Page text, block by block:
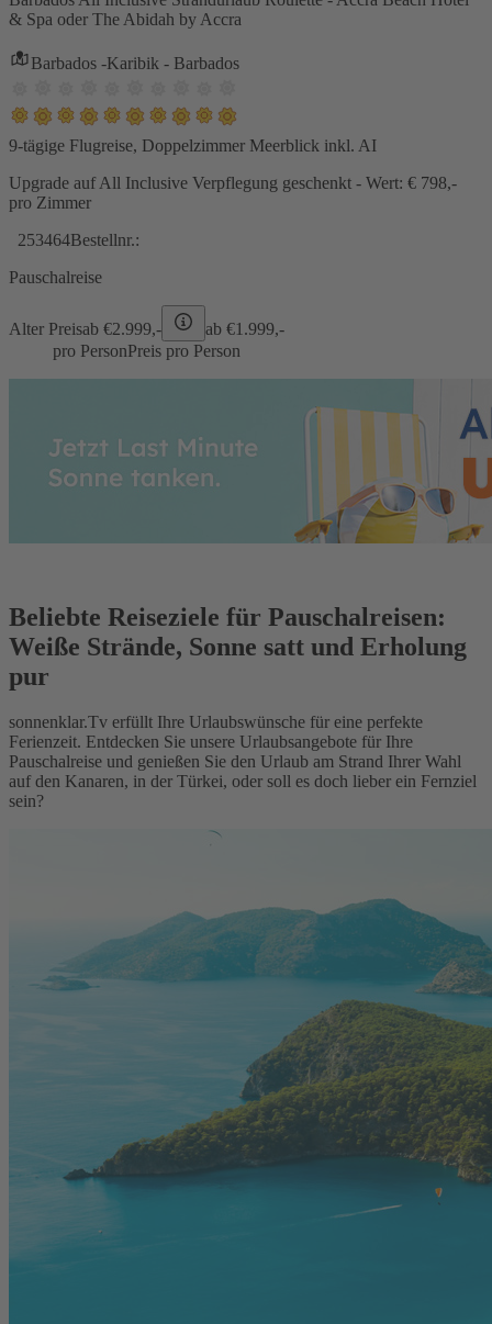
& Spa oder The Abidah by Accra
Barbados -Karibik - Barbados
9-tägige Flugreise, Doppelzimmer Meerblick inkl. AI
Upgrade auf All Inclusive Verpflegung geschenkt - Wert: € 798,-
pro Zimmer
253464Bestellnr.:
Pauschalreise
Alter Preisab €2.999,- ab €1.999,-
pro PersonPreis pro Person
Beliebte Reiseziele für Pauschalreisen:
Weiße Strände, Sonne satt und Erholung
pur
sonnenklar.Tv erfüllt Ihre Urlaubswünsche für eine perfekte
Ferienzeit. Entdecken Sie unsere Urlaubsangebote für Ihre
Pauschalreise und genießen Sie den Urlaub am Strand Ihrer Wahl
auf den Kanaren, in der Türkei, oder soll es doch lieber ein Fernziel
sein?